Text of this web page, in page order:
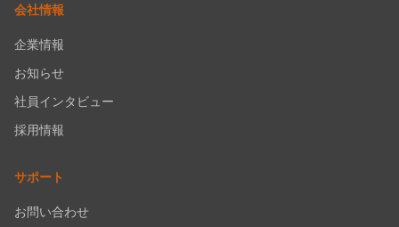
会社情報
企業情報
お知らせ
社員インタビュー
採用情報
サポート
お問い合わせ